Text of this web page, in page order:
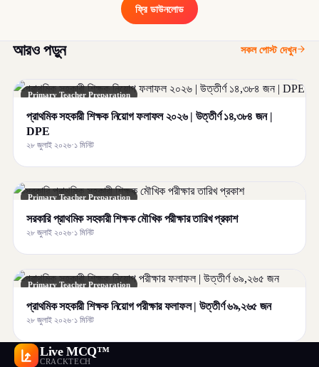
ফ্রি ডাউনলোড
আরও পড়ুন সকল পোস্ট দেখুন
Primary Teacher Preparation
প্রাথমিক সহকারী শিক্ষক নিয়োগ ফলাফল ২০২৬ | উত্তীর্ণ ১৪,৩৮৪ জন |
DPE
২৮ জুলাই ২০২৬·১ মিনিট
Primary Teacher Preparation
সরকারি প্রাথমিক সহকারী শিক্ষক মৌখিক পরীক্ষার তারিখ প্রকাশ
২৮ জুলাই ২০২৬·১ মিনিট
Primary Teacher Preparation
প্রাথমিক সহকারী শিক্ষক নিয়োগ পরীক্ষার ফলাফল | উত্তীর্ণ ৬৯,২৬৫ জন
২৮ জুলাই ২০২৬·১ মিনিট
Live MCQ™
CRACKTECH